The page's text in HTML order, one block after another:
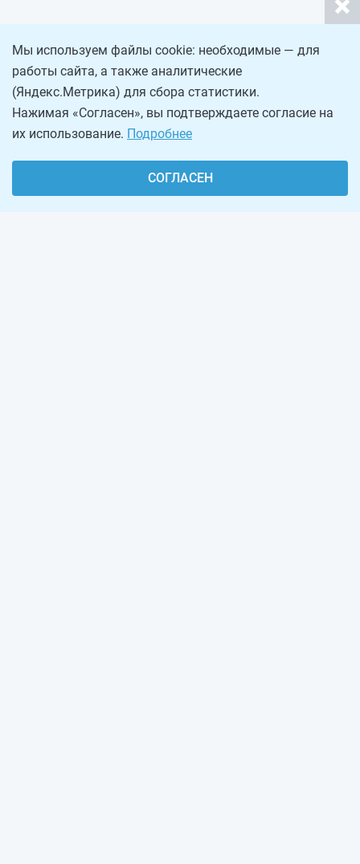
Мы используем файлы cookie: необходимые — для
работы сайта, а также аналитические
(Яндекс.Метрика) для сбора статистики.
Нажимая «Согласен», вы подтверждаете согласие на
их использование. Подробнее
СОГЛАСЕН